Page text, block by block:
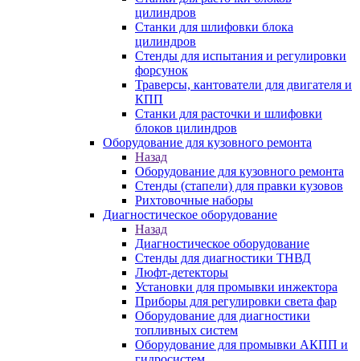
цилиндров
Станки для шлифовки блока
цилиндров
Стенды для испытания и регулировки
форсунок
Траверсы, кантователи для двигателя и
КПП
Станки для расточки и шлифовки
блоков цилиндров
Оборудование для кузовного ремонта
Назад
Оборудование для кузовного ремонта
Стенды (стапели) для правки кузовов
Рихтовочные наборы
Диагностическое оборудование
Назад
Диагностическое оборудование
Стенды для диагностики ТНВД
Люфт-детекторы
Установки для промывки инжектора
Приборы для регулировки света фар
Оборудование для диагностики
топливных систем
Оборудование для промывки АКПП и